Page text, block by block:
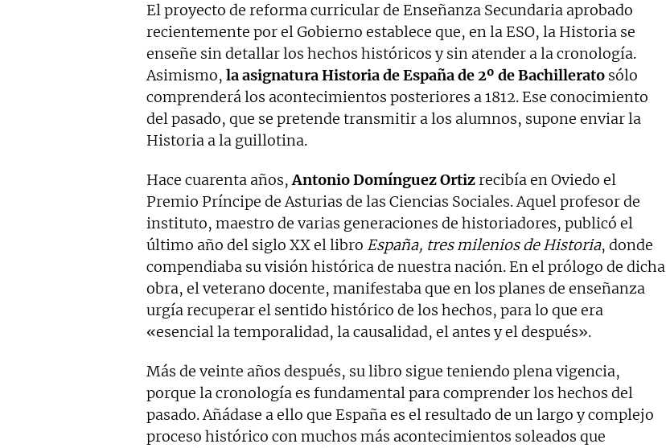
El proyecto de reforma curricular de Enseñanza Secundaria aprobado
recientemente por el Gobierno establece que, en la ESO, la Historia se
enseñe sin detallar los hechos históricos y sin atender a la cronología.
Asimismo, la asignatura Historia de España de 2º de Bachillerato sólo
comprenderá los acontecimientos posteriores a 1812. Ese conocimiento
del pasado, que se pretende transmitir a los alumnos, supone enviar la
Historia a la guillotina.
Hace cuarenta años,Antonio Domínguez Ortizrecibía en Oviedo el
Premio Príncipe de Asturias de las Ciencias Sociales. Aquel profesor de
instituto, maestro de varias generaciones de historiadores, publicó el
último año del siglo XX el libro España, tres milenios de Historia, donde
compendiaba su visión histórica de nuestra nación. En el prólogo de dicha
obra, el veterano docente, manifestaba que en los planes de enseñanza
urgía recuperar el sentido histórico de los hechos, para lo que era
«esencial la temporalidad, la causalidad, el antes y el después».
Más de veinte años después, su libro sigue teniendo plena vigencia,
porque la cronología es fundamental para comprender los hechos del
pasado. Añádase a ello que España es el resultado de un largo y complejo
proceso histórico con muchos más acontecimientos soleados que